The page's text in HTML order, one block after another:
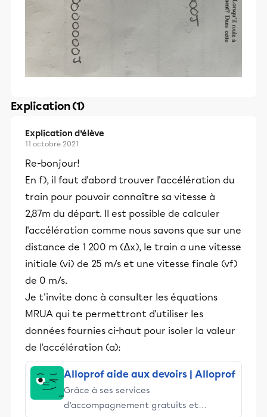
Explication (1)
Explication d’élève
11 octobre 2021
Re-bonjour!
En f), il faut d'abord trouver l'accélération du
train pour pouvoir connaître sa vitesse à
2,87m du départ. Il est possible de calculer
l'accélération comme nous savons que sur une
distance de 1 200 m (∆x), le train a une vitesse
initiale (vi) de 25 m/s et une vitesse finale (vf)
de 0 m/s.
Je t'invite donc à consulter les équations
MRUA qui te permettront d'utiliser les
données fournies ci-haut pour isoler la valeur
de l'accélération (a):
Alloprof aide aux devoirs | Alloprof
Grâce à ses services
d’accompagnement gratuits et